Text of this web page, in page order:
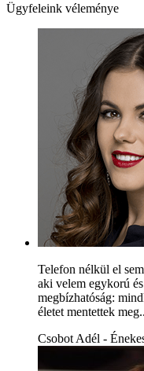
Ügyfeleink véleménye
Telefon nélkül el
aki velem egykorú
megbízhatóság:
életet mentettek
Csobot Adél -